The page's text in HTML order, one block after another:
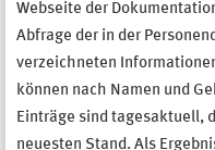
Webseite der
Abfrage der in der
verzeichneten
können nach Namen und
Einträge sind tagesaktuell,
neuesten Stand. Als